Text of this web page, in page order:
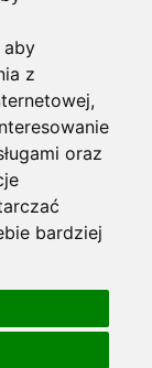
aby
z
,
oraz
bardziej
Lampa Lupa LED LUXO CIRCUS ALPHA 3,5 dioptrii
naszą